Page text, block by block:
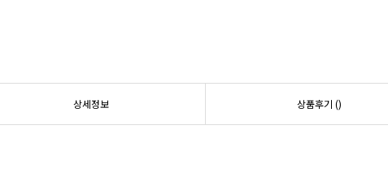
상세정보 상품후기 ()